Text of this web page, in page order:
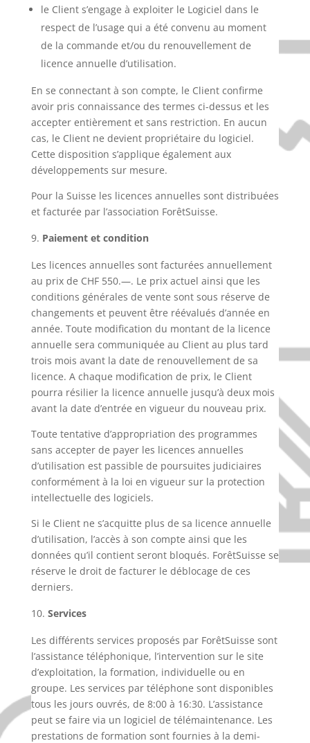
le Client s’engage à exploiter le Logiciel dans le
respect de l’usage qui a été convenu au moment
de la commande et/ou du renouvellement de
licence annuelle d’utilisation.
En se connectant à son compte, le Client confirme
avoir pris connaissance des termes ci-dessus et les
accepter entièrement et sans restriction. En aucun
cas, le Client ne devient propriétaire du logiciel.
Cette disposition s’applique également aux
développements sur mesure.
Pour la Suisse les licences annuelles sont distribuées
et facturée par l’association ForêtSuisse.
Paiement et condition
Les licences annuelles sont facturées annuellement
au prix de CHF 550.—. Le prix actuel ainsi que les
conditions générales de vente sont sous réserve de
changements et peuvent être réévalués d’année en
année. Toute modification du montant de la licence
annuelle sera communiquée au Client au plus tard
trois mois avant la date de renouvellement de sa
licence. A chaque modification de prix, le Client
pourra résilier la licence annuelle jusqu’à deux mois
avant la date d’entrée en vigueur du nouveau prix.
Toute tentative d’appropriation des programmes
sans accepter de payer les licences annuelles
d’utilisation est passible de poursuites judiciaires
conformément à la loi en vigueur sur la protection
intellectuelle des logiciels.
Si le Client ne s’acquitte plus de sa licence annuelle
d’utilisation, l’accès à son compte ainsi que les
données qu’il contient seront bloqués. ForêtSuisse se
réserve le droit de facturer le déblocage de ces
derniers.
Services
Les différents services proposés par ForêtSuisse sont
l’assistance téléphonique, l’intervention sur le site
d’exploitation, la formation, individuelle ou en
groupe. Les services par téléphone sont disponibles
tous les jours ouvrés, de 8:00 à 16:30. L’assistance
peut se faire via un logiciel de télémaintenance. Les
prestations de formation sont fournies à la demi-